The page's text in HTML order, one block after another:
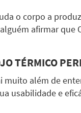
o corpo a
afirmar que
TÉRMICO
muito além de
usabilidade e